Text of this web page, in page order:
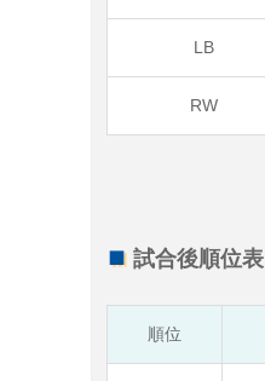
LB
RW
試合後順位表
順位